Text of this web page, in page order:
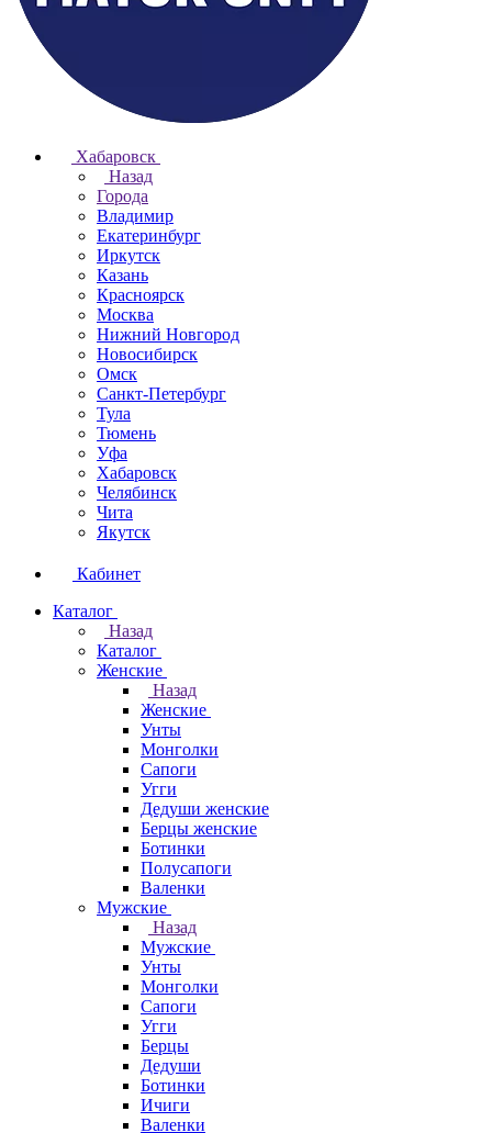
Хабаровск
Назад
Города
Владимир
Екатеринбург
Иркутск
Казань
Красноярск
Москва
Нижний Новгород
Новосибирск
Омск
Санкт-Петербург
Тула
Тюмень
Уфа
Хабаровск
Челябинск
Чита
Якутск
Кабинет
Каталог
Назад
Каталог
Женские
Назад
Женские
Унты
Монголки
Сапоги
Угги
Дедуши женские
Берцы женские
Ботинки
Полусапоги
Валенки
Мужские
Назад
Мужские
Унты
Монголки
Сапоги
Угги
Берцы
Дедуши
Ботинки
Ичиги
Валенки